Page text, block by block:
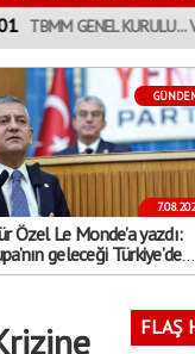
VAN GÖLÜ VE
Özel Le Monde’a yazdı:
geleceği Türkiye’de
geleceğinden ayrı
FLAŞ